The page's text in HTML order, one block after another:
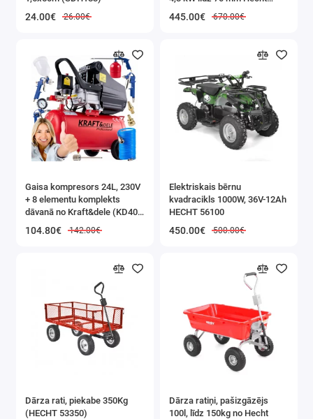
24.00€ 26.00€ 445.00€ 670.00€
Gaisa kompresors 24L, 230V
+ 8 elementu komplekts
dāvanā no Kraft&dele (KD400
104.80€ 142.00€
Elektriskais bērnu
kvadracikls 1000W, 36V-12Ah
HECHT 56100
450.00€ 500.00€
Dārza rati, piekabe 350Kg
(HECHT 53350)
Dārza ratiņi, pašizgāzējs
100l, līdz 150kg no Hecht